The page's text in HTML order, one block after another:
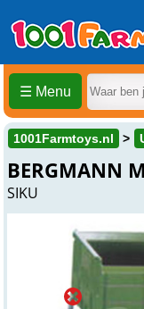
☰ Menu
1001Farmtoys.nl
BERGMANN
SIKU